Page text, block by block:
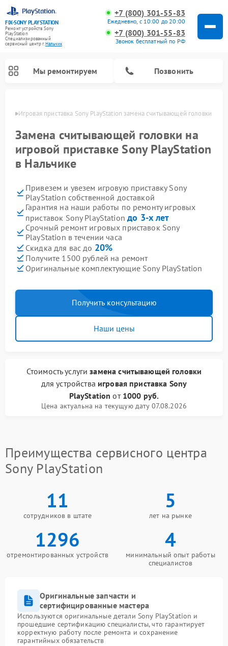
FIX-SONY PLAYSTATION
Ремонт устройств Sony
PlayStation
Специализированный
cервисный центр г.Нальчик
+7 (800) 301-55-83
Ежедневно, с 10:00 до 20:00
+7 (800) 301-55-83
Звонок бесплатный по РФ
Мы ремонтируем Позвонить
Игровая приставка Sony PlayStation замена считывающей головки
Замена считывающей головки на
игровой приставке Sony PlayStation
в Нальчике
Привезем и увезем игровую приставку Sony
PlayStation собственной доставкой
Гарантия на наши работы по ремонту игровых
приставок Sony PlayStationдо 3-х лет
Срочный ремонт игровых приставок Sony
PlayStation в течении часа
Скидка для вас до 20%
Получите 1500 рублей на ремонт
Оригинальные комплектующие Sony PlayStation
Получить консультацию
Наши цены
Стоимость услугизамена считывающей головки
для устройства игровая приставка Sony
PlayStation от 1000 руб.
Цена актуальна на текущую дату 07.08.2026
Преимущества сервисного центра
Sony PlayStation
11
сотрудников в штате
5
лет на рынке
1296
отремонтированных устройств
4
минимальный опыт работы
специалистов
Оригинальные запчасти и
сертифицированные мастера
Используются оригинальные детали Sony PlayStation и
прошедшие сертификацию специалисты, что гарантирует
корректную работу после ремонта и сохранение
гарантийных обязательств